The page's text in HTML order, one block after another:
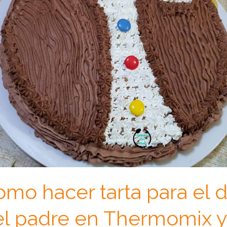
hacer tarta para el
padre en Thermomix y